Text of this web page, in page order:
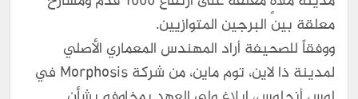
معلقة بين البرجين المتوازيين.
ووفقاً للصحيفة أراد المهندس المعماري الأصلي
لمدينة ذا لاين، توم ماين، من شركة Morphosis في